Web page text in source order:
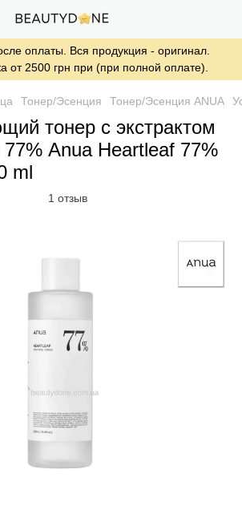
оплаты. Вся продукция - оригинал.
от 2500 грн при (при полной оплате).
Тонер/Эсенция Тонер/Эсенция ANUA
тонер с экстрактом
Anua Heartleaf 77%
ml
1 отзыв